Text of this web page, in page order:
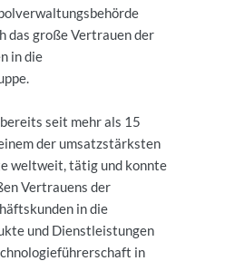
das große Vertrauen der
in die
seit mehr als 15
der umsatzstärksten
weltweit, tätig und konnte
Vertrauens der
in die
und Dienstleistungen
in